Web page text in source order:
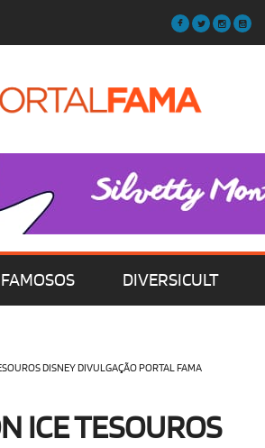
FAMOSOS DIVERSICULT
EU QUERO!
DISNEY DIVULGAÇÃO PORTAL FAMA
ICE TESOUROS